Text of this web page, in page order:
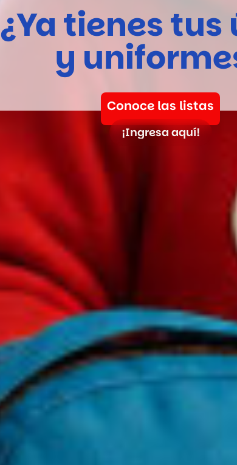
¿Ya tienes
y
Conoce las listas
¡Ingresa aquí!